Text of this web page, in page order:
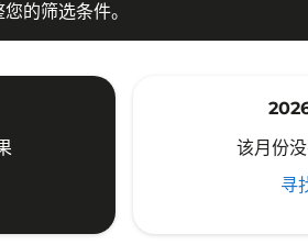
的筛选条件。
该月份
寻